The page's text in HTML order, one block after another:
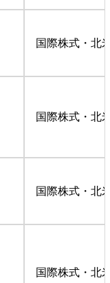
国際株式・北
国際株式・北
国際株式・北
国際株式・北